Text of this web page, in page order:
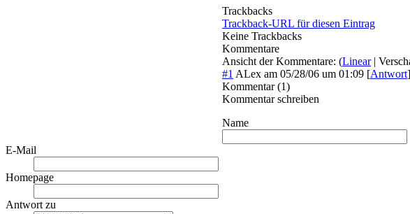
Trackbacks
Trackback-URL für diesen Eintrag
Keine Trackbacks
Kommentare
Ansicht der Kommentare: (Linear|
#1 ALex am 05/28/06 um 01:09 [Antwort]
Kommentar (1)
Kommentar schreiben
Name
E-Mail
Homepage
Antwort zu